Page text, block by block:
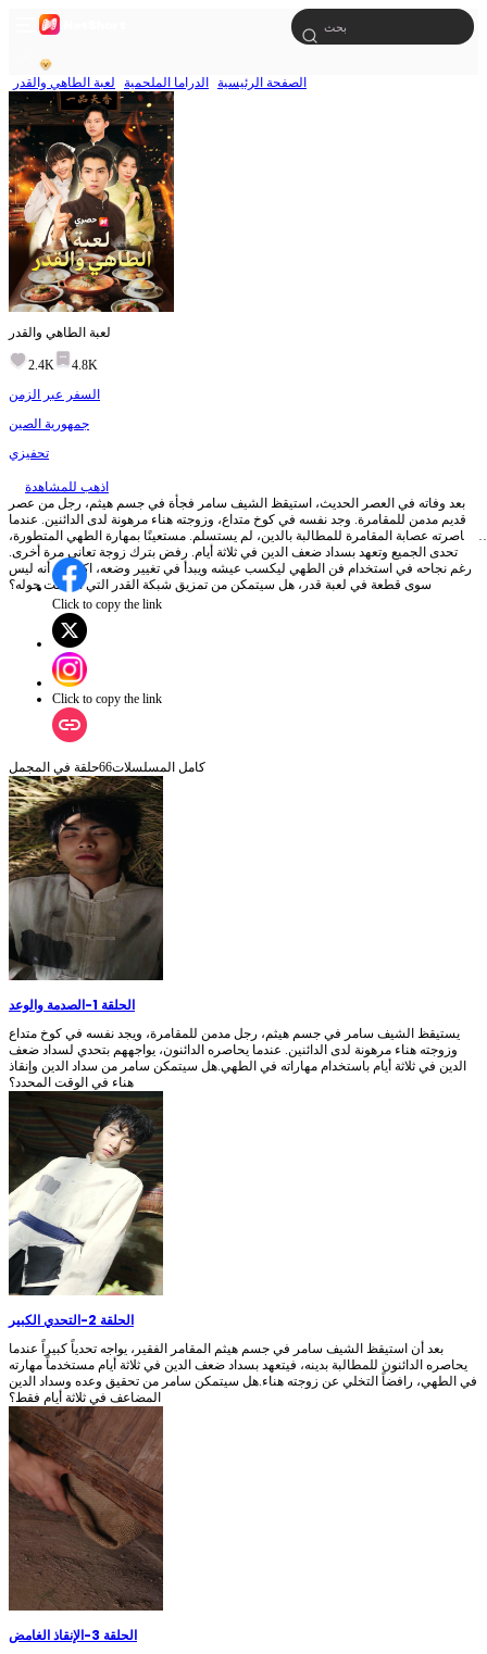
الصفحة الرئيسية الدراما الملحمية لعبة الطاهي والقدر
لعبة الطاهي والقدر
2.4K
4.8K
السفر عبر الزمن
جمهورية الصين
تحفيزي
اذهب للمشاهدة
بعد وفاته في العصر الحديث، استيقظ الشيف سامر فجأة في جسم هيثم، رجل من عصر
قديم مدمن للمقامرة. وجد نفسه في كوخ متداع، وزوجته هناء مرهونة لدى الدائنين. عندما
حاصرته عصابة المقامرة للمطالبة بالدين، لم يستسلم. مستعينًا بمهارة الطهي المتطورة،
تحدى الجميع وتعهد بسداد ضعف الدين في ثلاثة أيام. رفض بترك زوجة تعاني مرة أخرى.
رغم نجاحه في استخدام فن الطهي ليكسب عيشه ويبدأ في تغيير وضعه، اكتشف أنه ليس
سوى قطعة في لعبة قدر، هل سيتمكن من تمزيق شبكة القدر التي أحكمت حوله؟
Click to copy the link
Click to copy the link
كامل المسلسلات66حلقة في المجمل
الحلقة 1 -الصدمة والوعد
يستيقظ الشيف سامر في جسم هيثم، رجل مدمن للمقامرة، ويجد نفسه في كوخ متداع
وزوجته هناء مرهونة لدى الدائنين. عندما يحاصره الدائنون، يواجههم بتحدي لسداد ضعف
الدين في ثلاثة أيام باستخدام مهاراته في الطهي.هل سيتمكن سامر من سداد الدين وإنقاذ
هناء في الوقت المحدد؟
الحلقة 2 -التحدي الكبير
بعد أن استيقظ الشيف سامر في جسم هيثم المقامر الفقير، يواجه تحدياً كبيراً عندما
يحاصره الدائنون للمطالبة بدينه، فيتعهد بسداد ضعف الدين في ثلاثة أيام مستخدماً مهارته
في الطهي، رافضاً التخلي عن زوجته هناء.هل سيتمكن سامر من تحقيق وعده وسداد الدين
المضاعف في ثلاثة أيام فقط؟
الحلقة 3 -الإنقاذ الغامض